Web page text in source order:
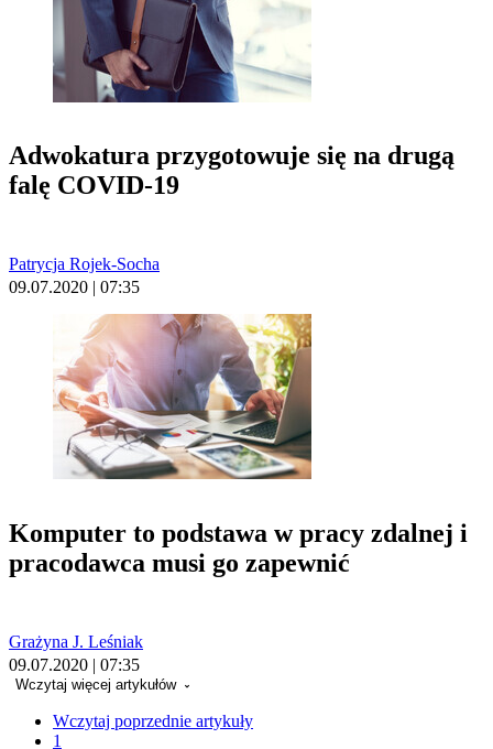
Adwokatura przygotowuje się na drugą
falę COVID-19
Patrycja Rojek-Socha
09.07.2020 | 07:35
Komputer to podstawa w pracy zdalnej i
pracodawca musi go zapewnić
Grażyna J. Leśniak
09.07.2020 | 07:35
Wczytaj więcej artykułów
Wczytaj poprzednie artykuły
1